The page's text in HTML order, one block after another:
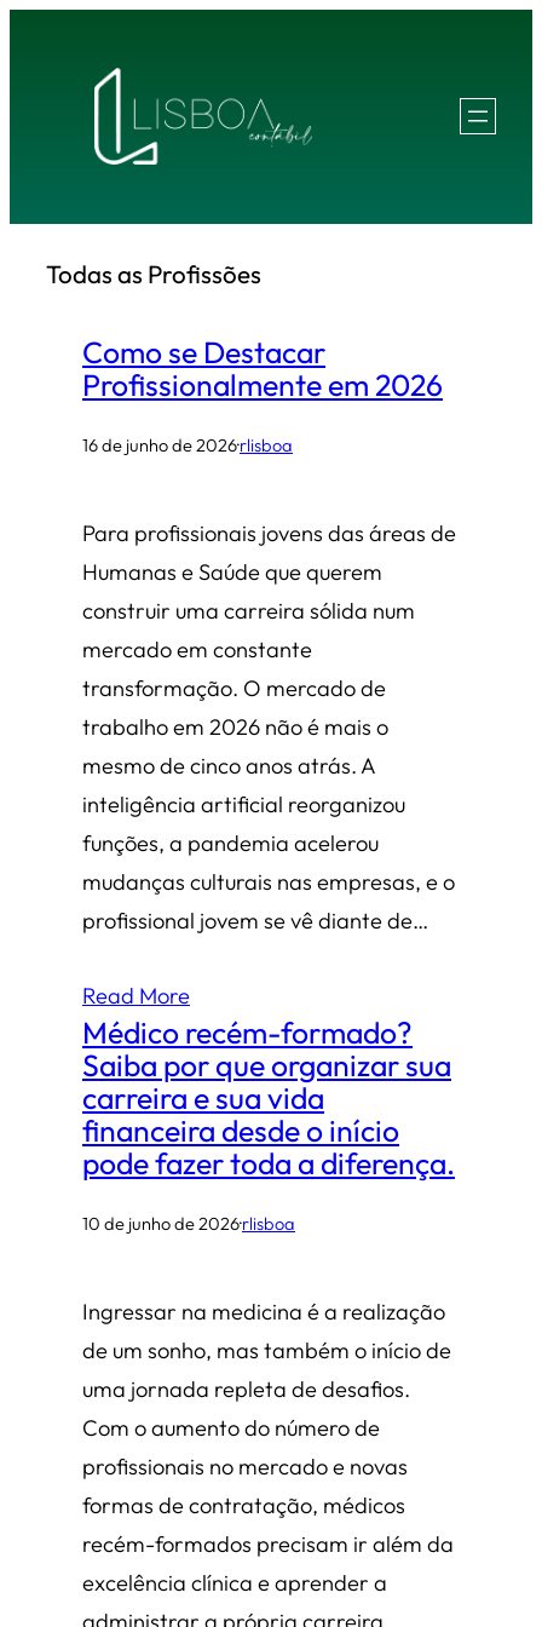
conteúdo
Todas as Profissões
Como se Destacar
Profissionalmente em 2026
16 de junho de 2026·rlisboa
Para profissionais jovens das áreas de
Humanas e Saúde que querem
construir uma carreira sólida num
mercado em constante
transformação. O mercado de
trabalho em 2026 não é mais o
mesmo de cinco anos atrás. A
inteligência artificial reorganizou
funções, a pandemia acelerou
mudanças culturais nas empresas, e o
profissional jovem se vê diante de…
Read More
Médico recém-formado?
Saiba por que organizar sua
carreira e sua vida
financeira desde o início
pode fazer toda a diferença.
10 de junho de 2026·rlisboa
Ingressar na medicina é a realização
de um sonho, mas também o início de
uma jornada repleta de desafios.
Com o aumento do número de
profissionais no mercado e novas
formas de contratação, médicos
recém-formados precisam ir além da
excelência clínica e aprender a
administrar a própria carreira.